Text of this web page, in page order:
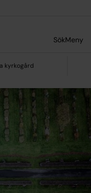
SökMeny
kyrkogård